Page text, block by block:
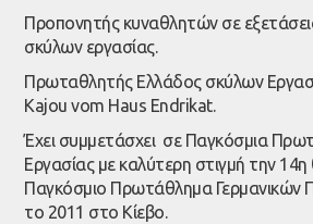
Προπονητής κυναθλητών σε
σκύλων εργασίας.
Πρωταθλητής Ελλάδος σκύλων
Kajou vom Haus Endrikat.
Έχει συμμετάσχει σε Παγκόσμια
Εργασίας με καλύτερη στιγμή την
Παγκόσμιο Πρωτάθλημα Γερμανικών
το 2011 στο Κίεβο.